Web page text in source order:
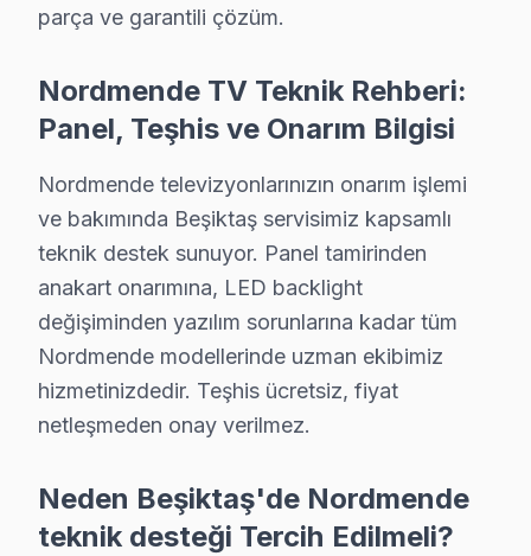
Ekibimizin farkı:
• Dijital teşhis ekipmanı kullanımı
• Beşiktaş servisimizde panel ölçüm ve oscilloskop
• Sürekli eğitim ve teknoloji takibi
Beşiktaş'da Nordmende televizyonunuzun tamirini
Beşiktaş'da ve Çevresinde Nordmende TV
Nordmende LED TV teknik desteğimiz Beşiktaş
Servis ağı detayları:
• Beşiktaş ve çevresi tam kapsama — Beşiktaş
• Beşiktaş'de kurumsal ve bireysel müşterilere özel
Beşiktaş'da Nordmende desteği bir telefon kadar
parça ve garantili çözüm.
Nordmende TV Teknik Rehberi:
Panel, Teşhis ve Onarım Bilgisi
Nordmende televizyonlarınızın onarım işlemi
ve bakımında Beşiktaş servisimiz kapsamlı
teknik destek sunuyor. Panel tamirinden
anakart onarımına, LED backlight
değişiminden yazılım sorunlarına kadar tüm
Nordmende modellerinde uzman ekibimiz
hizmetinizdedir. Teşhis ücretsiz, fiyat
netleşmeden onay verilmez.
Neden Beşiktaş'de Nordmende
teknik desteği Tercih Edilmeli?